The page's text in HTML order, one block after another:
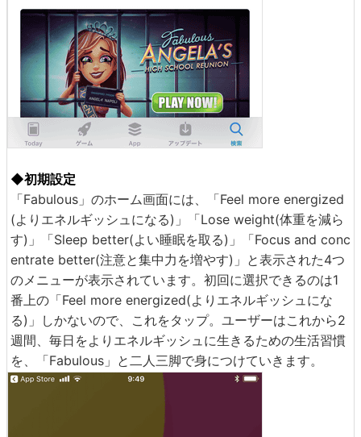
◆初期設定
「Fabulous」のホーム画面には、「Feel more energized
(よりエネルギッシュになる)」「Lose weight(体重を減ら
す)」「Sleep better(よい睡眠を取る)」「Focus and conc
entrate better(注意と集中力を増やす)」と表示された4つ
のメニューが表示されています。初回に選択できるのは1
番上の「Feel more energized(よりエネルギッシュにな
る)」しかないので、これをタップ。ユーザーはこれから2
週間、毎日をよりエネルギッシュに生きるための生活習慣
を、「Fabulous」と二人三脚で身につけていきます。